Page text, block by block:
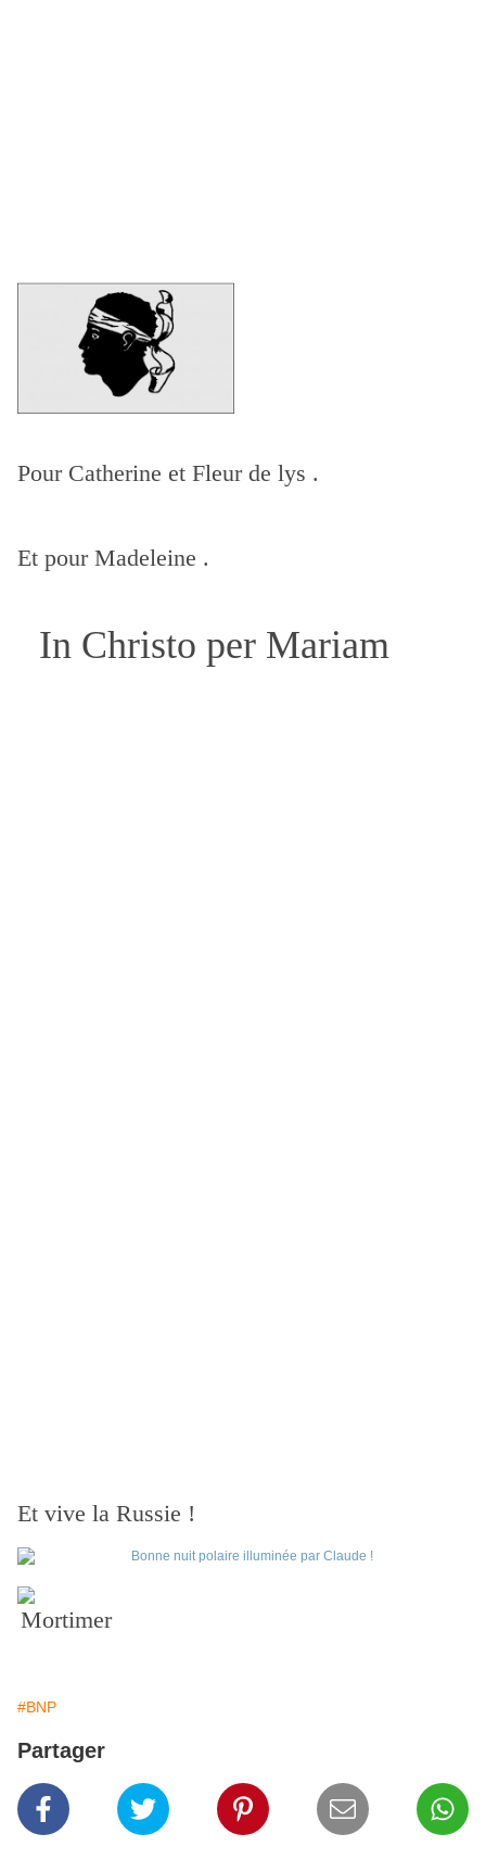
Pour Catherine et Fleur de lys .
Et pour Madeleine .
In Christo per Mariam
Et vive la Russie !
Mortimer
#BNP
Partager